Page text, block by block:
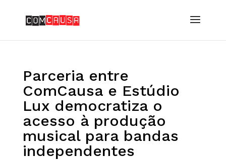
Parceria entre
ComCausa e Estúdio
Lux democratiza o
acesso à produção
musical para bandas
independentes